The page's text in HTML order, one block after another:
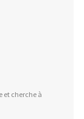
et cherche à